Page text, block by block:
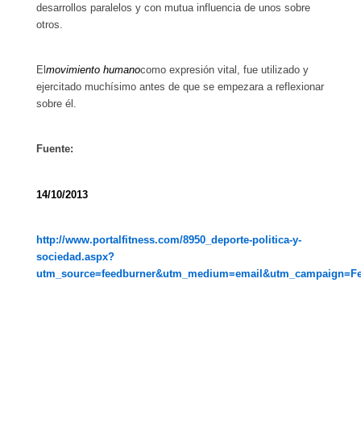
desarrollos paralelos y con mutua influencia de unos sobre
otros.
El movimiento humanocomo expresión vital, fue utilizado y
ejercitado muchísimo antes de que se empezara a reflexionar
sobre él.
Fuente:
14/10/2013
http://www.portalfitness.com/8950_deporte-politica-y-
sociedad.aspx?